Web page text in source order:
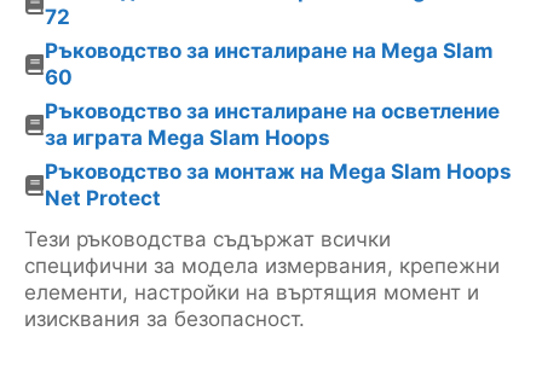
72
Ръководство за инсталиране на Mega Slam
60
Ръководство за инсталиране на осветление
за играта Mega Slam Hoops
Ръководство за монтаж на Mega Slam Hoops
Net Protect
Тези ръководства съдържат всички
специфични за модела измервания, крепежни
елементи, настройки на въртящия момент и
изисквания за безопасност.